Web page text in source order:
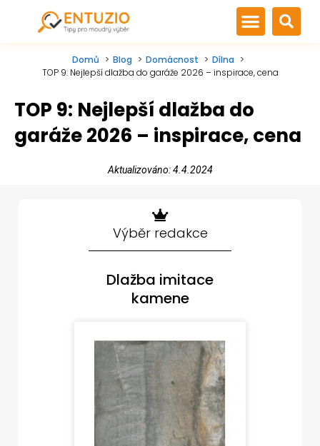
Domů Blog Domácnost
Dílna
TOP 9: Nejlepší dlažba do garáže 2026 – inspirace, cena
TOP 9: Nejlepší dlažba do
garáže 2026 – inspirace, cena
Aktualizováno: 4.4.2024
Výběr redakce
Dlažba imitace
kamene